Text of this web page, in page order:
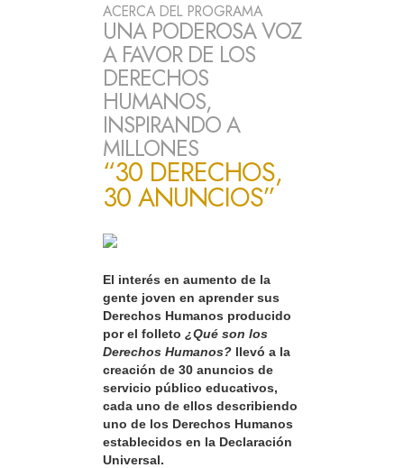
ACERCA DEL PROGRAMA
UNA PODEROSA VOZ
A FAVOR DE LOS
DERECHOS
HUMANOS,
INSPIRANDO A
MILLONES
“30 DERECHOS,
30 ANUNCIOS”
El interés en aumento de la
gente joven en aprender sus
Derechos Humanos producido
por el folleto ¿Qué son los
Derechos Humanos? llevó a la
creación de 30 anuncios de
servicio público educativos,
cada uno de ellos describiendo
uno de los Derechos Humanos
establecidos en la Declaración
Universal.